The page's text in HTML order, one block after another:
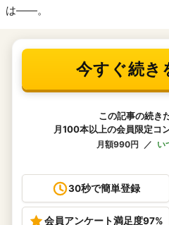
は——。